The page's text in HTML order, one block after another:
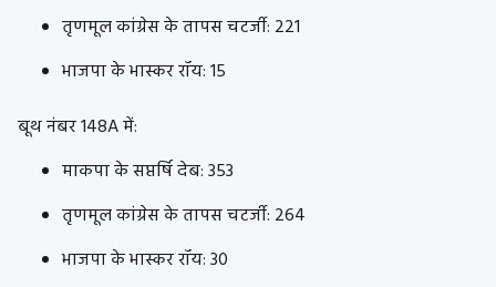
तृणमूल कांग्रेस के तापस चटर्जी: 221
भाजपा के भास्कर रॉय: 15
बूथ नंबर 148A में:
माकपा के सप्तर्षि देब: 353
तृणमूल कांग्रेस के तापस चटर्जी: 264
भाजपा के भास्कर रॉय: 30